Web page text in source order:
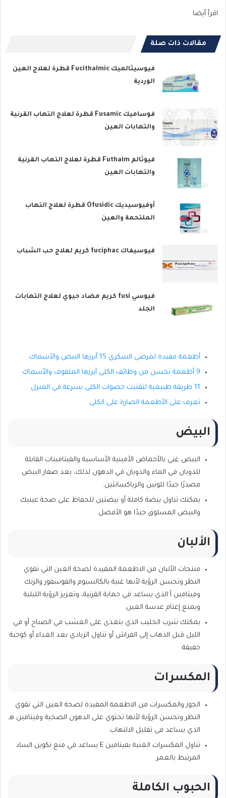
اقرأ أيضا
مقالات ذات صلة
فيوسيثالميك Fucithalmic قطرة لعلاج العين
الوردية
فوساميك Fusamic قطرة لعلاج التهاب القرنية
والتهابات العين
فيوثالم Futhalm قطرة لعلاج التهاب القرنية
والتهابات العين
أوفيوسيديك Ofusidic قطرة لعلاج التهاب
الملتحمة والعين
فيوسيفاك fuciphac كريم لعلاج حب الشباب
فيوسي fusi كريم مضاد حيوي لعلاج التهابات
الجلد
أطعمة مفيدة لمرضى السكري 15 أبرزها البيض والأسماك
9 أطعمة تحسن من وظائف الكلى أبرزها الملفوف والأسماك
11 طريقة طبيعية لتفتيت حصوات الكلى بسرعة في المنزل
تعرف على الأطعمة الضارة على الكلى
البيض
البيض غني بالأحماض الأمينية الأساسية والفيتامينات القابلة
للذوبان في الماء والذوبان في الدهون لذلك، يعد صفار البيض
مصدرًا جيدًا للوتين والزياكسانثين.
يمكنك تناول بيضة كاملة أو بيضتين للحفاظ على صحة عينيك
والبيض المسلوق جيدًا هو الأفضل.
الألبان
منتجات الألبان من الاطعمة المفيدة لصحة العين التي تقوي
النظر وتحسن الرؤية لأنها غنية بالكالسيوم والفوسفور والزنك
وفيتامين أ الذي يساعد في حماية القرنية، وتعزيز الرؤية الليلية
ويمنع إعتام عدسة العين.
يمكنك شرب الحليب الذي يتغذى على العشب في الصباح أو في
الليل قبل الذهاب إلى الفراش أو تناول الزبادي بعد الغداء أو كوجبة
خفيفة.
المكسرات
الجوز والمكسرات من الاطعمة المفيدة لصحة العين التي تقوي
النظر وتحسن الرؤية لأنها تحتوي على الدهون الصحية وفيتامين هـ
الذي يساعد في تقليل الالتهاب.
تناول المكسرات الغنية بفيتامين E يساعد في منع تكوين الساد
المرتبط بالعمر.
الحبوب الكاملة